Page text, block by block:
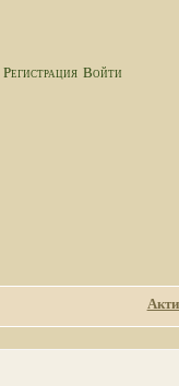
Регистрация Войти